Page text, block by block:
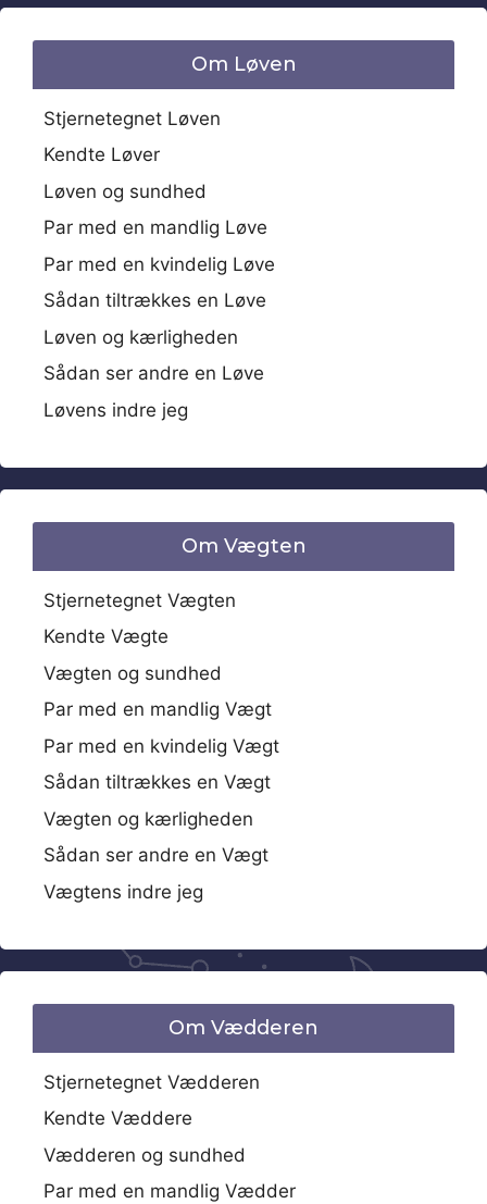
Om Løven
Stjernetegnet Løven
Kendte Løver
Løven og sundhed
Par med en mandlig Løve
Par med en kvindelig Løve
Sådan tiltrækkes en Løve
Løven og kærligheden
Sådan ser andre en Løve
Løvens indre jeg
Om Vægten
Stjernetegnet Vægten
Kendte Vægte
Vægten og sundhed
Par med en mandlig Vægt
Par med en kvindelig Vægt
Sådan tiltrækkes en Vægt
Vægten og kærligheden
Sådan ser andre en Vægt
Vægtens indre jeg
Om Vædderen
Stjernetegnet Vædderen
Kendte Væddere
Vædderen og sundhed
Par med en mandlig Vædder